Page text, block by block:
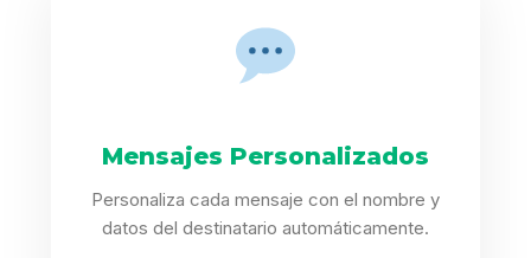
Mensajes Personalizados
Personaliza cada mensaje con el nombre y
datos del destinatario automáticamente.